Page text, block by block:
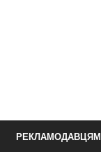
РЕКЛАМОДАВЦЯМ